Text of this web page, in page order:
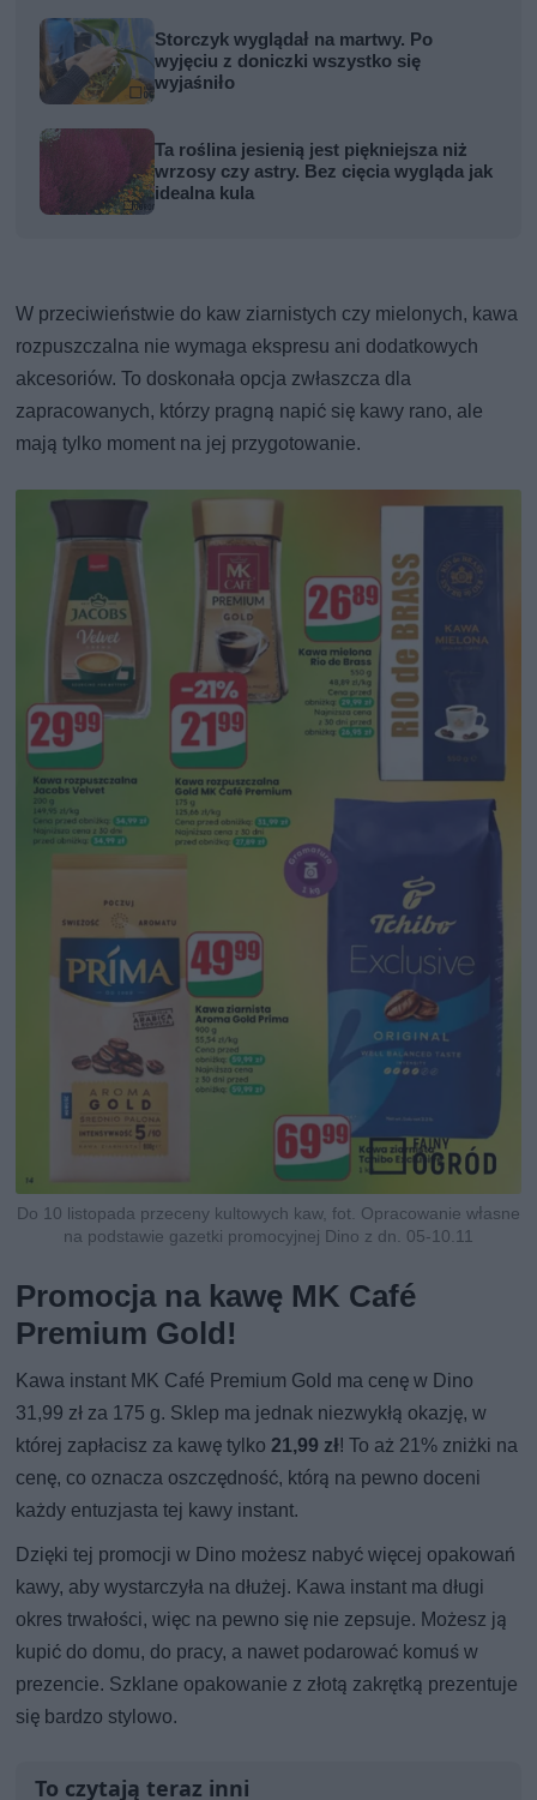
Storczyk wyglądał na martwy. Po
wyjęciu z doniczki wszystko się
wyjaśniło
Ta roślina jesienią jest piękniejsza niż
wrzosy czy astry. Bez cięcia wygląda jak
idealna kula
W przeciwieństwie do kaw ziarnistych czy mielonych, kawa
rozpuszczalna nie wymaga ekspresu ani dodatkowych
akcesoriów. To doskonała opcja zwłaszcza dla
zapracowanych, którzy pragną napić się kawy rano, ale
mają tylko moment na jej przygotowanie.
Do 10 listopada przeceny kultowych kaw, fot. Opracowanie własne
na podstawie gazetki promocyjnej Dino z dn. 05-10.11
Promocja na kawę MK Café
Premium Gold!
Kawa instant MK Café Premium Gold ma cenę w Dino
31,99 zł za 175 g. Sklep ma jednak niezwykłą okazję, w
której zapłacisz za kawę tylko21,99 zł! To aż 21% zniżki na
cenę, co oznacza oszczędność, którą na pewno doceni
każdy entuzjasta tej kawy instant.
Dzięki tej promocji w Dino możesz nabyć więcej opakowań
kawy, aby wystarczyła na dłużej. Kawa instant ma długi
okres trwałości, więc na pewno się nie zepsuje. Możesz ją
kupić do domu, do pracy, a nawet podarować komuś w
prezencie. Szklane opakowanie z złotą zakrętką prezentuje
się bardzo stylowo.
To czytają teraz inni